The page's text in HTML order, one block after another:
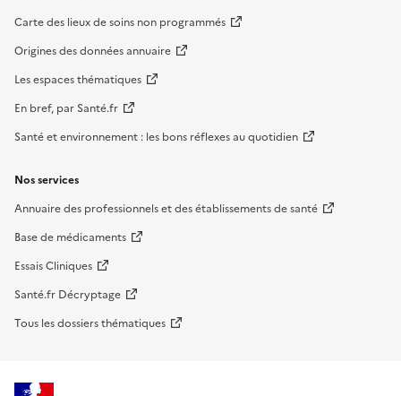
Carte des lieux de soins non programmés
Origines des données annuaire
Les espaces thématiques
En bref, par Santé.fr
Santé et environnement : les bons réflexes au quotidien
Nos services
Annuaire des professionnels et des établissements de santé
Base de médicaments
Essais Cliniques
Santé.fr Décryptage
Tous les dossiers thématiques